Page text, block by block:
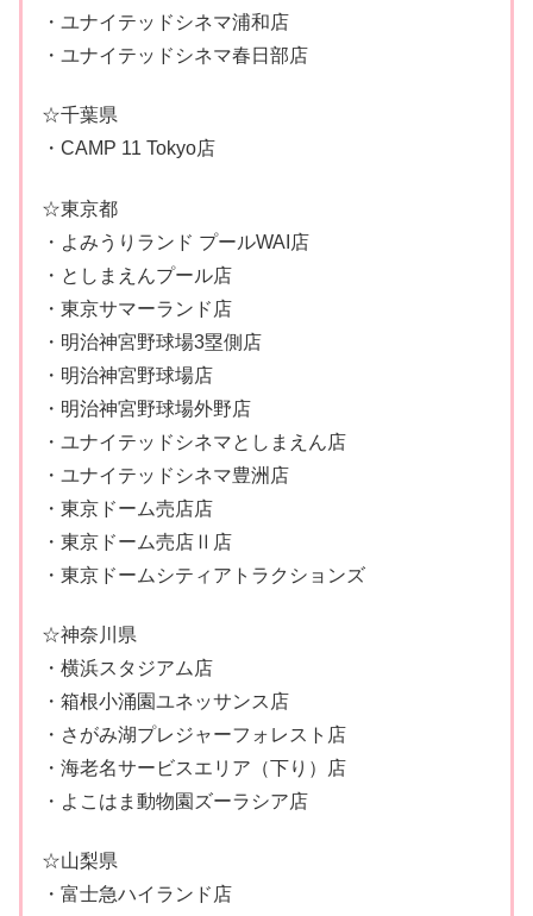
・ユナイテッドシネマ浦和店
・ユナイテッドシネマ春日部店
☆千葉県
・CAMP 11 Tokyo店
☆東京都
・よみうりランド プールWAI店
・としまえんプール店
・東京サマーランド店
・明治神宮野球場3塁側店
・明治神宮野球場店
・明治神宮野球場外野店
・ユナイテッドシネマとしまえん店
・ユナイテッドシネマ豊洲店
・東京ドーム売店店
・東京ドーム売店Ⅱ店
・東京ドームシティアトラクションズ
☆神奈川県
・横浜スタジアム店
・箱根小涌園ユネッサンス店
・さがみ湖プレジャーフォレスト店
・海老名サービスエリア（下り）店
・よこはま動物園ズーラシア店
☆山梨県
・富士急ハイランド店